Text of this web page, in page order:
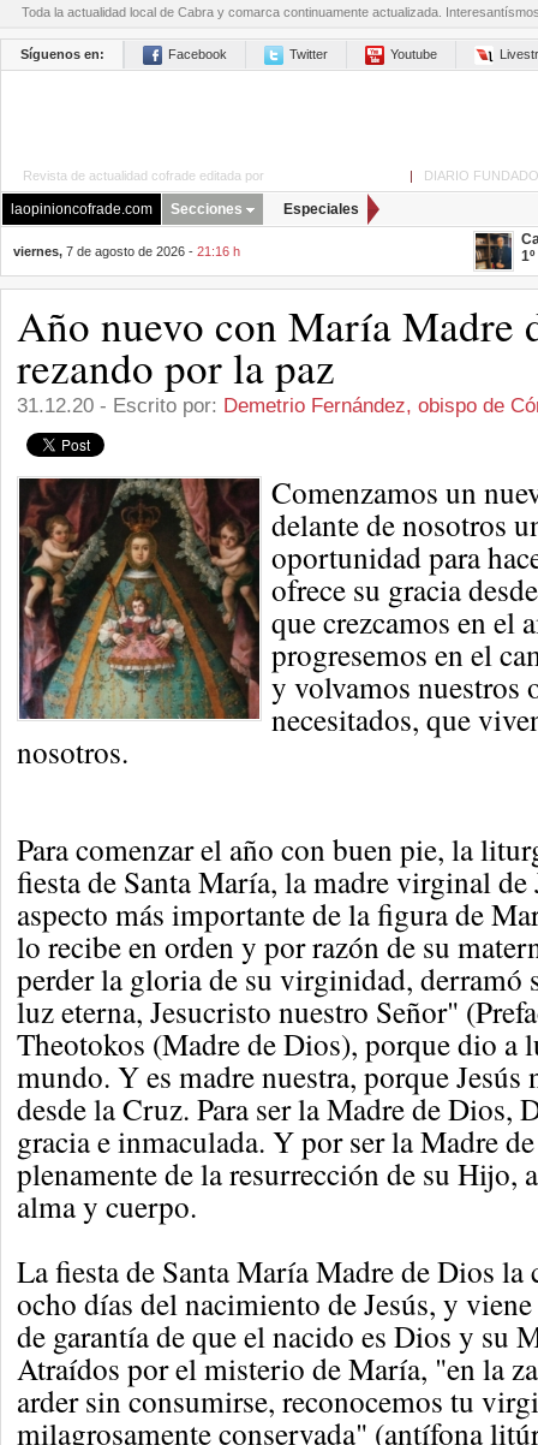
Toda la actualidad local de Cabra y comarca continuamente actualizada.
Síguenos en: Facebook Twitter Youtube
Revista de actualidad cofrade editada por | DIARIO
laopinioncofrade.com Secciones Especiales
viernes, 7 de agosto de 2026 - 21:16 h
Año nuevo con María Madre
rezando por la paz
31.12.20 - Escrito por: Demetrio Fernández, obispo de
Comenzamos un
delante de nosotros
oportunidad para
ofrece su gracia
que crezcamos en el
progresemos en el
y volvamos nuestros
necesitados, que
nosotros.
Para comenzar el año con buen pie, la
fiesta de Santa María, la madre virginal de
aspecto más importante de la figura de
lo recibe en orden y por razón de su
perder la gloria de su virginidad, derramó
luz eterna, Jesucristo nuestro Señor"
Theotokos (Madre de Dios), porque dio a
mundo. Y es madre nuestra, porque
desde la Cruz. Para ser la Madre de Dios,
gracia e inmaculada. Y por ser la Madre
plenamente de la resurrección de su Hijo,
alma y cuerpo.
La fiesta de Santa María Madre de Dios la
ocho días del nacimiento de Jesús, y
de garantía de que el nacido es Dios y su
Atraídos por el misterio de María, "en la
arder sin consumirse, reconocemos tu
milagrosamente conservada" (antífona